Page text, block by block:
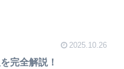
2025.10.26
完全解説！